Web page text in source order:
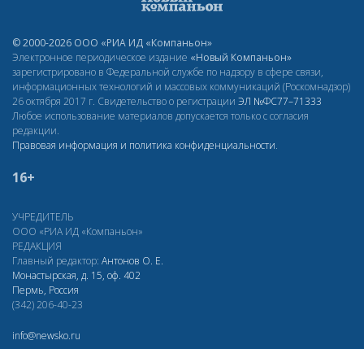
© 2000-2026 ООО «РИА ИД «Компаньон»
Электронное периодическое издание «Новый Компаньон»
зарегистрировано в Федеральной службе по надзору в сфере связи,
информационных технологий и массовых коммуникаций (Роскомнадзор)
26 октября 2017 г. Свидетельство о регистрации ЭЛ №ФС77–71333
Любое использование материалов допускается только с согласия
редакции.
Правовая информация и политика конфиденциальности.
16+
УЧРЕДИТЕЛЬ
ООО «РИА ИД «Компаньон»
РЕДАКЦИЯ
Главный редактор: Антонов О. Е.
Монастырская, д. 15, оф. 402
Пермь, Россия
(342) 206-40-23
info@newsko.ru